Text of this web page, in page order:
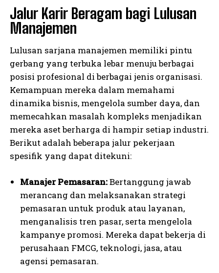
Jalur Karir Beragam bagi Lulusan
Manajemen
Lulusan sarjana manajemen memiliki pintu
gerbang yang terbuka lebar menuju berbagai
posisi profesional di berbagai jenis organisasi.
Kemampuan mereka dalam memahami
dinamika bisnis, mengelola sumber daya, dan
memecahkan masalah kompleks menjadikan
mereka aset berharga di hampir setiap industri.
Berikut adalah beberapa jalur pekerjaan
spesifik yang dapat ditekuni:
Manajer Pemasaran:Bertanggung jawab
merancang dan melaksanakan strategi
pemasaran untuk produk atau layanan,
menganalisis tren pasar, serta mengelola
kampanye promosi. Mereka dapat bekerja di
perusahaan FMCG, teknologi, jasa, atau
agensi pemasaran.